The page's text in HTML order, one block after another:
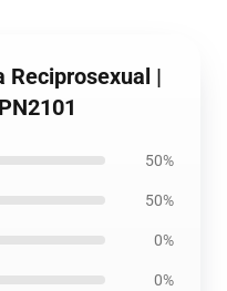
Reciprosexual |
50%
50%
0%
0%